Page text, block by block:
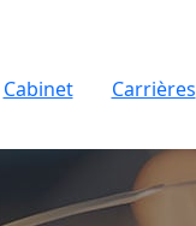
Cabinet Carrières